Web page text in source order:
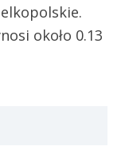
około 0.13